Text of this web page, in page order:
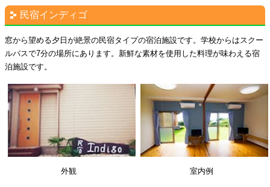
民宿インディゴ
窓から望める夕日が絶景の民宿タイプの宿泊施設です。学校からはスクー
ルバスで7分の場所にあります。新鮮な素材を使用した料理が味わえる宿
泊施設です。
外観 室内例